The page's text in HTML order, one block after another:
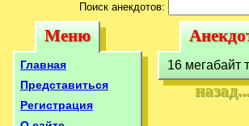
Поиск анекдотов:
Меню
Меню
Главная
Представиться
Регистрация
назад...
назад...
16 мегабайт